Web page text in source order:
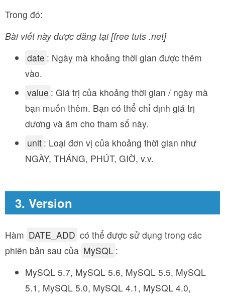
Trong đó:
Bài viết này được đăng tại [free tuts .net]
date : Ngày mà khoảng thời gian được thêm
vào.
value : Giá trị của khoảng thời gian / ngày mà
bạn muốn thêm. Bạn có thể chỉ định giá trị
dương và âm cho tham số này.
unit : Loại đơn vị của khoảng thời gian như
NGÀY, THÁNG, PHÚT, GIỜ, v.v.
3. Version
Hàm DATE_ADD có thể được sử dụng trong các
phiên bản sau của MySQL :
MySQL 5.7, MySQL 5.6, MySQL 5.5, MySQL
5.1, MySQL 5.0, MySQL 4.1, MySQL 4.0,